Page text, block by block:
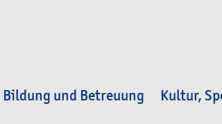
Bildung und Betreuung Kultur,